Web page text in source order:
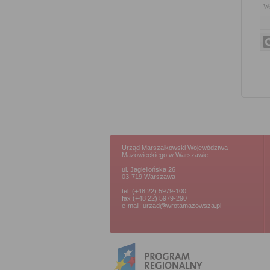
Urząd Marszałkowski Województwa
Mazowieckiego w Warszawie
ul. Jagiellońska 26
03-719 Warszawa
tel. (+48 22) 5979-100
fax (+48 22) 5979-290
e-mail: urzad@wrotamazowsza.pl